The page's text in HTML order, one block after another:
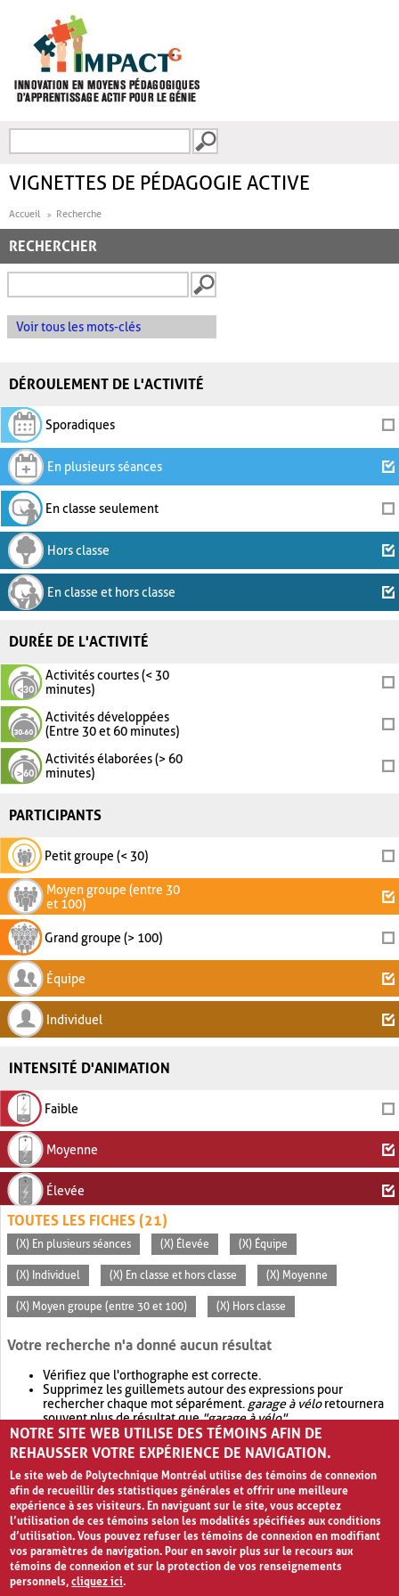
FORMULAIRE DE
VIGNETTES DE PÉDAGOGIE ACTIVE
Accueil Recherche
RECHERCHER
Voir tous les mots-clés
DÉROULEMENT DE L'ACTIVITÉ
Sporadiques
En plusieurs séances
En classe seulement
Hors classe
En classe et hors classe
DURÉE DE L'ACTIVITÉ
Activités courtes (< 30
minutes)
Activités développées
(Entre 30 et 60 minutes)
Activités élaborées (> 60
minutes)
PARTICIPANTS
Petit groupe (< 30)
Moyen groupe (entre 30
et 100)
Grand groupe (> 100)
Équipe
Individuel
INTENSITÉ D'ANIMATION
Faible
Moyenne
Élevée
TOUTES LES FICHES (21)
(X) En plusieurs séances (X) Élevée (X) Équipe
(X) Individuel (X) En classe et hors classe (X) Moyenne
(X) Moyen groupe (entre 30 et 100) (X) Hors classe
Votre recherche n'a donné aucun résultat
Vérifiez que l'orthographe est correcte.
Supprimez les guillemets autour des expressions pour
rechercher chaque mot séparément. garage à véloretournera
souvent plus de résultat que"garage à vélo".
Envisagez d'élargir votre recherche avec OR.garage OR vélo
retournera souvent plus de résultat quegarage à vélo
NOTRE SITE WEB UTILISE DES TÉMOINS AFIN DE
REHAUSSER VOTRE EXPÉRIENCE DE NAVIGATION.
Le site web de Polytechnique Montréal utilise des témoins de connexion
afin de recueillir des statistiques générales et offrir une meilleure
expérience à ses visiteurs. En naviguant sur le site, vous acceptez
l’utilisation de ces témoins selon les modalités spécifiées aux conditions
d’utilisation. Vous pouvez refuser les témoins de connexion en modifiant
vos paramètres de navigation. Pour en savoir plus sur le recours aux
témoins de connexion et sur la protection de vos renseignements
personnels,cliquez ici.